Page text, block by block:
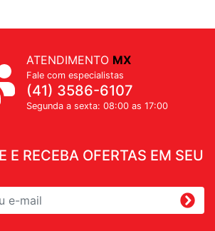
E RECEBA OFERTAS EM SEU
ATENDIMENTO MX
Fale com especialistas
(41) 3586-6107
Segunda a sexta: 08:00 as 17:00